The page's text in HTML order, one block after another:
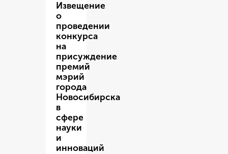
Извещение
о
проведении
конкурса
на
присуждение
премий
мэрий
города
Новосибирска
в
сфере
науки
и
инноваций